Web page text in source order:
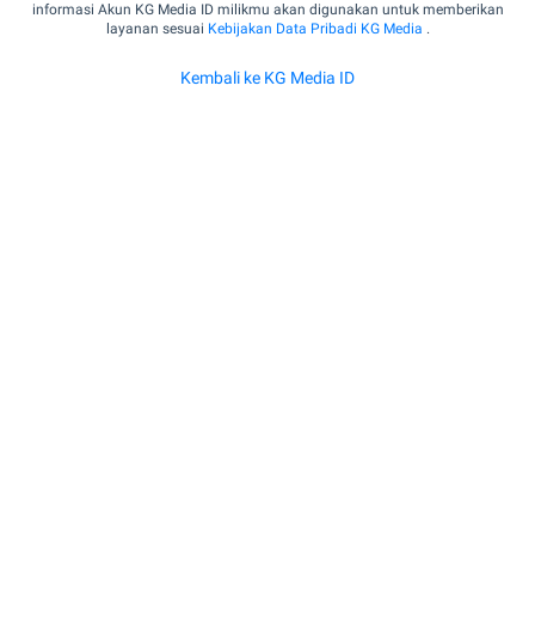
informasi Akun KG Media ID milikmu akan digunakan untuk memberikan
layanan sesuai Kebijakan Data Pribadi KG Media .
Kembali ke KG Media ID